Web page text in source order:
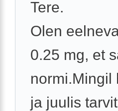
Tere.
Olen
0.25 mg, et
normi.Mingil
ja juulis